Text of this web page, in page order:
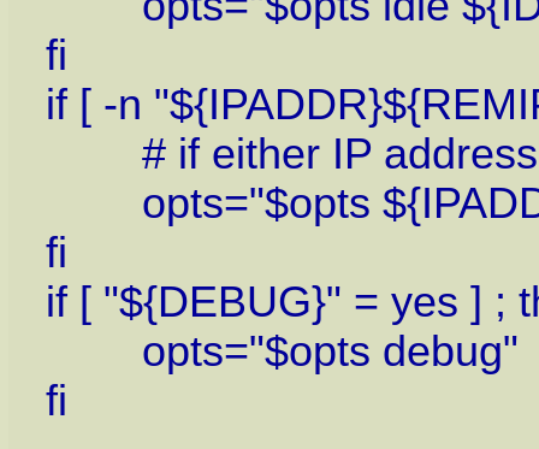
fi
if [ -n
# if either IP address
opts="$opts
fi
if [ "${DEBUG}" = yes ] ;
opts="$opts debug"
fi